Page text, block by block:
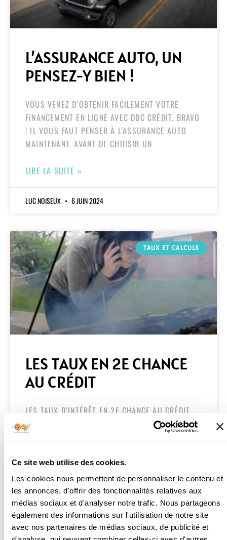
Ce site web utilise des cookies.
Les cookies nous permettent de personnaliser le contenu et
les annonces, d'offrir des fonctionnalités relatives aux
médias sociaux et d'analyser notre trafic. Nous partageons
également des informations sur l'utilisation de notre site
avec nos partenaires de médias sociaux, de publicité et
L’ASSURANCE AUTO, UN
PENSEZ-Y BIEN !
VOUS VENEZ D’OBTENIR FACILEMENT VOTRE
FINANCEMENT EN LIGNE AVEC DDC CRÉDIT. BRAVO
! IL VOUS FAUT PENSER À L’ASSURANCE AUTO
MAINTENANT. AVANT DE CHOISIR UN
LIRE LA SUITE »
LUC NOISEUX 6 JUIN 2024
TAUX ET CALCULS
LES TAUX EN 2E CHANCE
AU CRÉDIT
LES TAUX D’INTÉRÊT EN 2E CHANCE AU CRÉDIT
DIFFÈRENT POUR CHAQUE EMPRUNTEUR. À
PARTIR D’UN TAUX DE BASE, DDC CRÉDIT LES
LIRE LA SUITE »
LUC NOISEUX 17 MARS 2024